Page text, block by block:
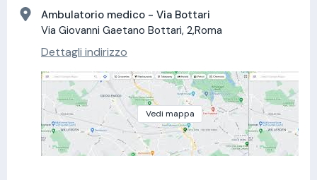
Ambulatorio medico - Via Bottari
Via Giovanni Gaetano Bottari, 2,Roma
Dettagli indirizzo
Vedi mappa